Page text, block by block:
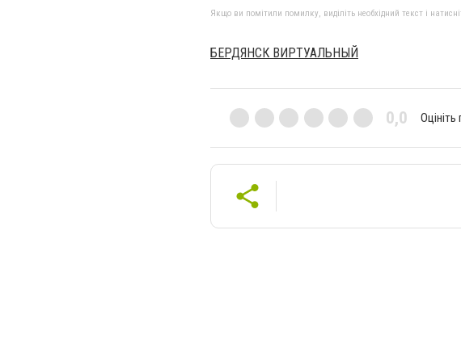
Якщо ви помітили помилку, виділіть необхідний текст і
БЕРДЯНСК ВИРТУАЛЬНЫЙ
0,0